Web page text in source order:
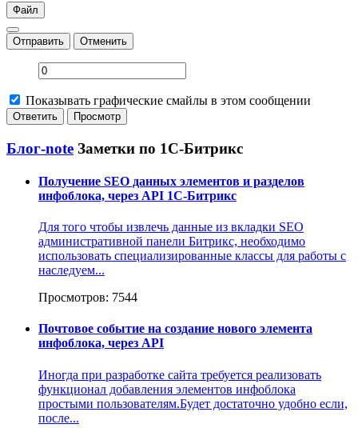
Файл
Отправить Отменить
Показывать графические смайлы в этом сообщении
Блог-note Заметки по 1С-Битрикс
Получение SEO данных элементов и разделов
инфоблока, через API 1С-Битрикс
Для того чтобы извлечь данные из вкладки SEO
административной панели Битрикс, необходимо
использовать специализированные классы для работы с
наследуем...
Просмотров: 7544
Почтовое событие на создание нового элемента
инфоблока, через API
Иногда при разработке сайта требуется реализовать
функционал добавления элементов инфоблока
простыми пользователям.Будет достаточно удобно если,
после...